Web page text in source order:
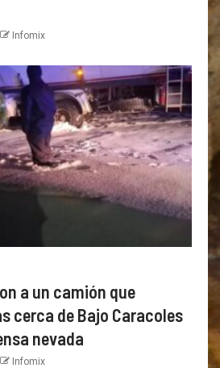
Infomix
a un camión que
cerca de Bajo Caracoles
nevada
Infomix